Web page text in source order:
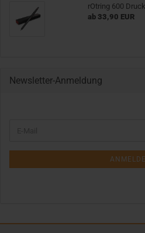
rOtring 600
ab 33,90 EUR
Newsletter-Anmeldung